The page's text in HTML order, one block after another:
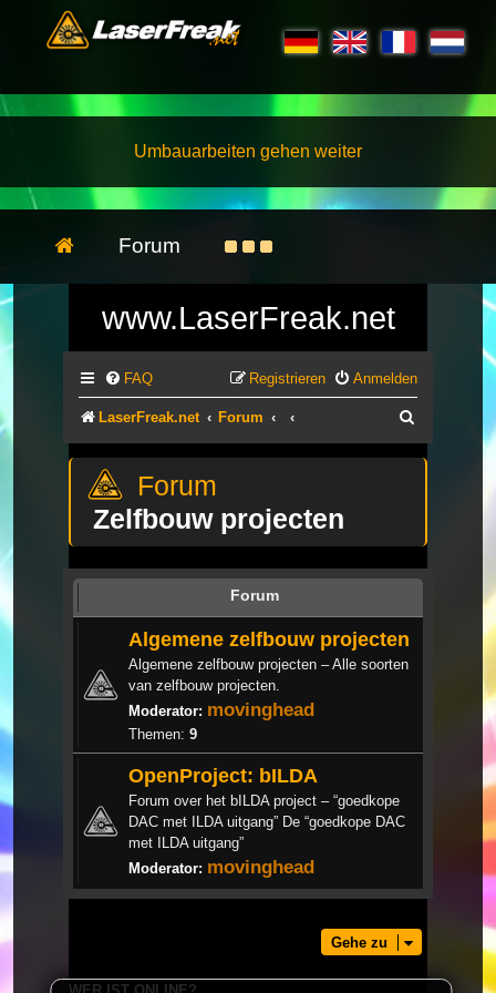
Umbauarbeiten gehen weiter
Forum
www.LaserFreak.net
FAQ Anmelden
Registrieren
LaserFreak.net Forum
Zelfbouw projecten
Forum
Algemene zelfbouw projecten
Algemene zelfbouw projecten – Alle soorten
van zelfbouw projecten.
Moderator: movinghead
Themen: 9
OpenProject: bILDA
Forum over het bILDA project – “goedkope
DAC met ILDA uitgang” De “goedkope DAC
met ILDA uitgang”
Moderator: movinghead
Gehe zu